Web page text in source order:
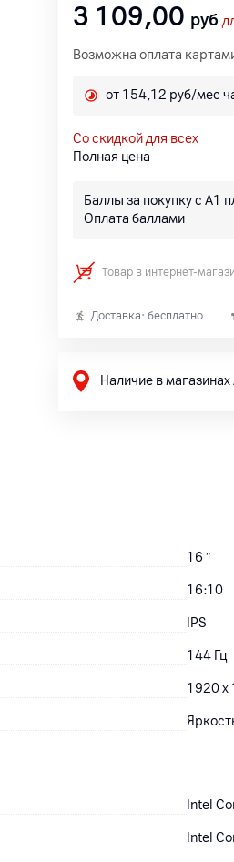
3 109,00 руб
Возможна оплата
от 154,12 руб/мес
со скидкой для всех
Полная цена
Баллы за покупку с А1
Оплата баллами
Товар в интернет-
Доставка: бесплатно
Наличие в магазинах
16 ″
16:10
IPS
144 Гц
1920 x
Intel
Intel